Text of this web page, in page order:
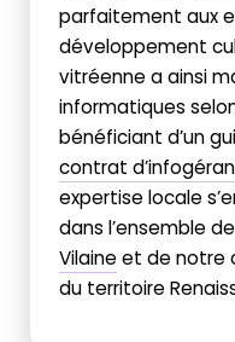
parfaitement aux
développement
vitréenne a ainsi
informatiques
bénéficiant d’un
contrat
expertise locale
dans l’ensemble de
Vilaine et de notre
du territoire